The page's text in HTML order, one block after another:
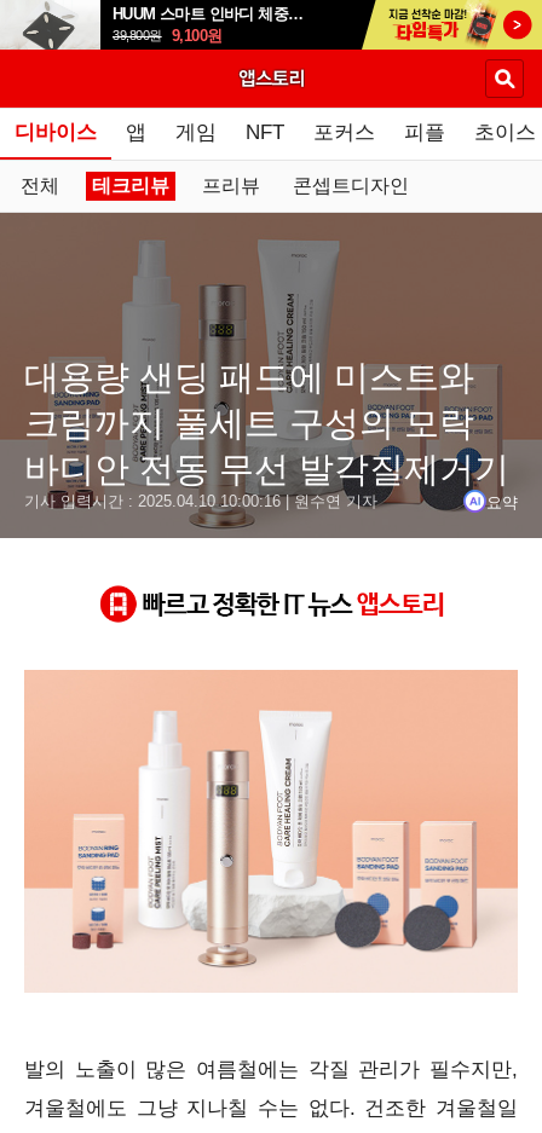
HUUM 스마트 인바디 체중계 SB-108B
39,800원 9,100원
디바이스 앱 게임 NFT 포커스 피플 초이스
전체 테크리뷰 프리뷰 콘셉트디자인
대용량 샌딩 패드에 미스트와
크림까지 풀세트 구성의 모락
바디안 전동 무선 발각질제거기
기사 입력시간 : 2025.04.10 10:00:16| 원수연 기자 요약
결론
모락 바디안 전동 무선 발각질제거기는 3000mAh 배터리로
제품은 발각질제거기 본체, 네 개의 샌딩 패드(80그릿, 180
원형 및 링 타입의 샌딩 패드를 사용하여 세밀한 각질 제거
#모락바디안 #전동무선발각질제거기 #각질제거기
발의 노출이 많은 여름철에는 각질 관리가 필수지만,
겨울철에도 그냥 지나칠 수는 없다. 건조한 겨울철일